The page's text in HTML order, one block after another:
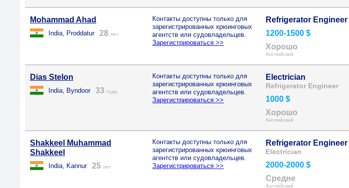
Mohammad Ahad
India, Proddatur 28 лет
Контакты доступны только для
зарегистрированных крюинговых
агентств или судовладельцев.
Зарегистрироваться >>
Refrigerator Engineer
1200-1500 $
Хорошо
Английский
Dias Stelon
India, Byndoor 33 года
Контакты доступны только для
зарегистрированных крюинговых
агентств или судовладельцев.
Зарегистрироваться >>
Electrician
Refrigerator Engineer
1000 $
Хорошо
Английский
Shakkeel Muhammad
Shakkeel
India, Kannur 25 лет
Контакты доступны только для
зарегистрированных крюинговых
агентств или судовладельцев.
Зарегистрироваться >>
Refrigerator Engineer
Electrician
2000-2000 $
Средне
Английский